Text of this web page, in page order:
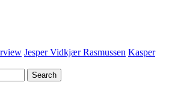
Jesper Vidkjær Rasmussen Kasper